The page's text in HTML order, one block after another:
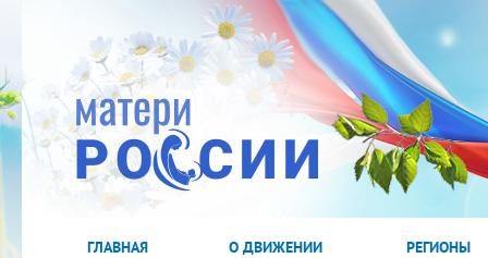
ГЛАВНАЯ О ДВИЖЕНИИ РЕГИОНЫ